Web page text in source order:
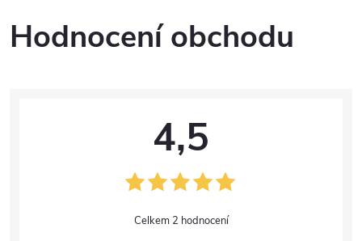
Hodnocení obchodu
4,5
2 hodnocení